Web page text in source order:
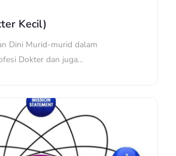
Kecil)
Dini Murid-murid dalam
Dokter dan juga...